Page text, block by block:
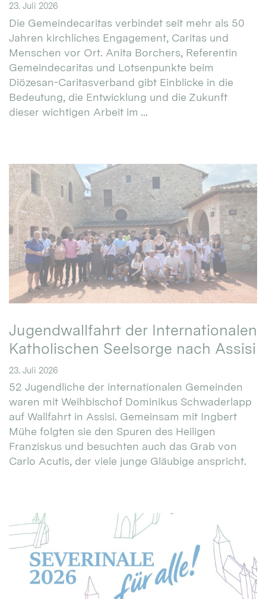
23. Juli 2026
Die Gemeindecaritas verbindet seit mehr als 50
Jahren kirchliches Engagement, Caritas und
Menschen vor Ort. Anita Borchers, Referentin
Gemeindecaritas und Lotsenpunkte beim
Diözesan-Caritasverband gibt Einblicke in die
Bedeutung, die Entwicklung und die Zukunft
dieser wichtigen Arbeit im ...
Jugendwallfahrt der Internationalen
Katholischen Seelsorge nach Assisi
23. Juli 2026
52 Jugendliche der internationalen Gemeinden
waren mit Weihbischof Dominikus Schwaderlapp
auf Wallfahrt in Assisi. Gemeinsam mit Ingbert
Mühe folgten sie den Spuren des Heiligen
Franziskus und besuchten auch das Grab von
Carlo Acutis, der viele junge Gläubige anspricht.